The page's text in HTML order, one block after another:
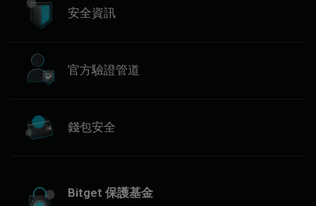
安全資訊
官方驗證管道
錢包安全
Bitget 保護基金